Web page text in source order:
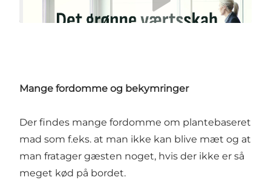
Mange fordomme og bekymringer
Der findes mange fordomme om plantebaseret
mad som f.eks. at man ikke kan blive mæt og at
man fratager gæsten noget, hvis der ikke er så
meget kød på bordet.